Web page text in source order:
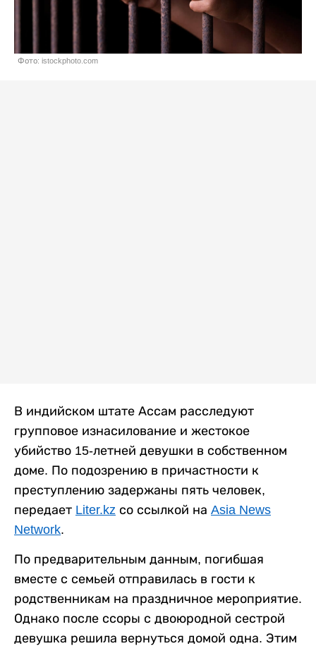
Фото: istockphoto.com
В индийском штате Ассам расследуют
групповое изнасилование и жестокое
убийство 15-летней девушки в собственном
доме. По подозрению в причастности к
преступлению задержаны пять человек,
передает Liter.kz со ссылкой на Asia News
Network.
По предварительным данным, погибшая
вместе с семьей отправилась в гости к
родственникам на праздничное мероприятие.
Однако после ссоры с двоюродной сестрой
девушка решила вернуться домой одна. Этим